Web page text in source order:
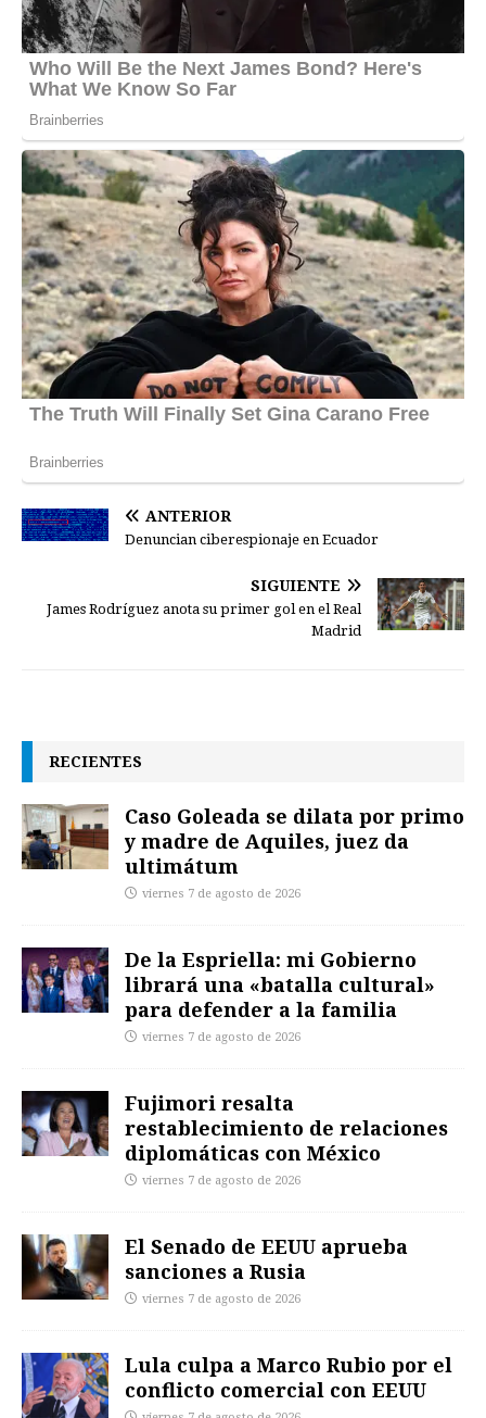
ANTERIOR
Denuncian ciberespionaje en Ecuador
SIGUIENTE
James Rodríguez anota su primer gol en el Real
Madrid
RECIENTES
Caso Goleada se dilata por primo
y madre de Aquiles, juez da
ultimátum
viernes 7 de agosto de 2026
De la Espriella: mi Gobierno
librará una «batalla cultural»
para defender a la familia
viernes 7 de agosto de 2026
Fujimori resalta
restablecimiento de relaciones
diplomáticas con México
viernes 7 de agosto de 2026
El Senado de EEUU aprueba
sanciones a Rusia
viernes 7 de agosto de 2026
Lula culpa a Marco Rubio por el
conflicto comercial con EEUU